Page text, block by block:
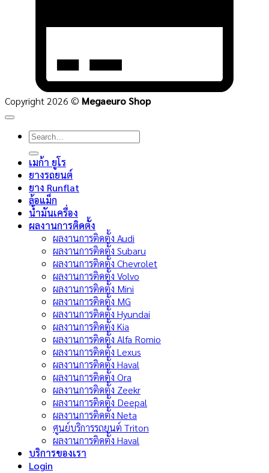
Copyright 2026 © Megaeuro Shop
Search
เมก้า ยูโร
ยางรถยนต์
ยาง Runflat
ล้อแม็ก
น้ำมันเครื่อง
ผลงานการติดตั้ง
ผลงานการติดตั้ง Audi
ผลงานการติดตั้ง Subaru
ผลงานการติดตั้ง Chevrolet
ผลงานการติดตั้ง Volvo
ผลงานการติดตั้ง Mini
ผลงานการติดตั้ง MG
ผลงานการติดตั้ง Hyundai
ผลงานการติดตั้ง Kia
ผลงานการติดตั้ง Alfa Romio
ผลงานการติดตั้ง Lexus
ผลงานการติดตั้ง Haval
ผลงานการติดตั้ง Ora
ผลงานการติดตั้ง Zeekr
ผลงานการติดตั้ง Deepal
ผลงานการติดตั้ง Neta
ศูนย์บริการรถยนต์ Triton
ผลงานการติดตั้ง Haval
บริการของเรา
Login